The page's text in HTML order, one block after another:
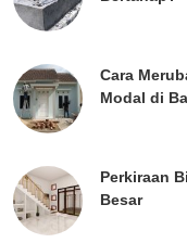
Cara
Modal di
Perkiraan
Besar